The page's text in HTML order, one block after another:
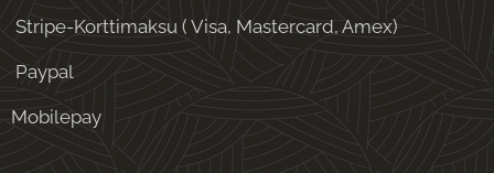
Stripe-Korttimaksu ( Visa, Mastercard, Amex)
Paypal
Mobilepay